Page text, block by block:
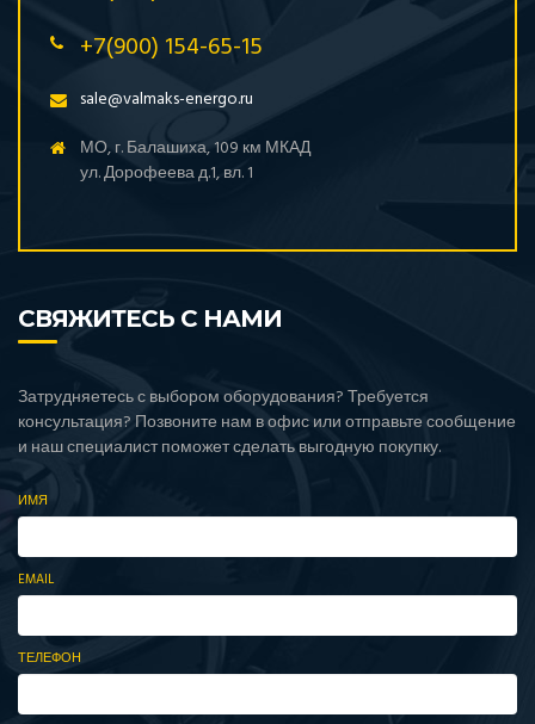
PowerLink (Китай)
Pramac (Италия)
RID (Германия)
Teksan (Турция)
Toyo (Япония)
Welland (Великобритания)
Zeus (Турция)
Азимут
Амперос
Вепрь (Россия)
ММЗ (Беларусь)
ТСС (Россия)
+7(900) 154-65-15
sale@valmaks-energo.ru
МО, г. Балашиха, 109 км МКАД
ул. Дорофеева д.1, вл. 1
СВЯЖИТЕСЬ С НАМИ
Затрудняетесь с выбором оборудования? Требуется
консультация? Позвоните нам в офис или отправьте сообщение
и наш специалист поможет сделать выгодную покупку.
ИМЯ
EMAIL
ТЕЛЕФОН